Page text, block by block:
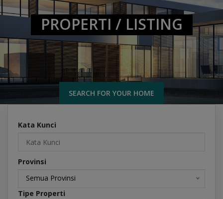
PROPERTI / LISTING
SEARCH FOR YOUR HOME
Kata Kunci
Provinsi
Semua Provinsi
Tipe Properti